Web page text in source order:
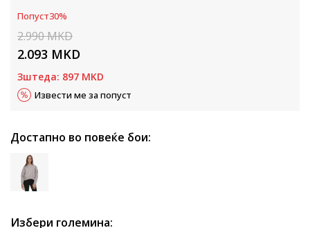
Попуст30%
2.990MKD
2.093 MKD
Зштеда: 897 MKD
Извести ме за попуст
Достапно во повеќе бои:
Избери големина: